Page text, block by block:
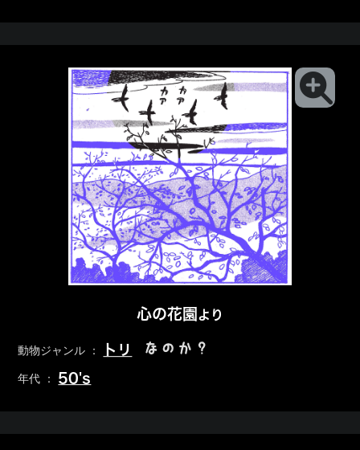
心の花園 より
動物ジャンル ： トリ なのか？
年代 ： 50's